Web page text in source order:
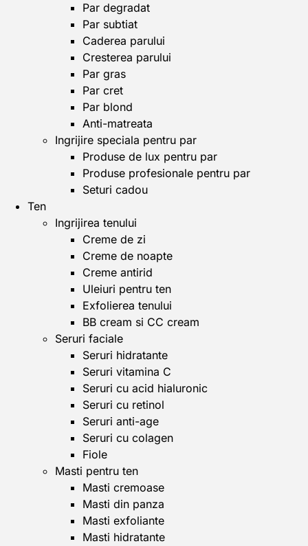
Par degradat
Par subtiat
Caderea parului
Cresterea parului
Par gras
Par cret
Par blond
Anti-matreata
Ingrijire speciala pentru par
Produse de lux pentru par
Produse profesionale pentru par
Seturi cadou
Ten
Ingrijirea tenului
Creme de zi
Creme de noapte
Creme antirid
Uleiuri pentru ten
Exfolierea tenului
BB cream si CC cream
Seruri faciale
Seruri hidratante
Seruri vitamina C
Seruri cu acid hialuronic
Seruri cu retinol
Seruri anti-age
Seruri cu colagen
Fiole
Masti pentru ten
Masti cremoase
Masti din panza
Masti exfoliante
Masti hidratante